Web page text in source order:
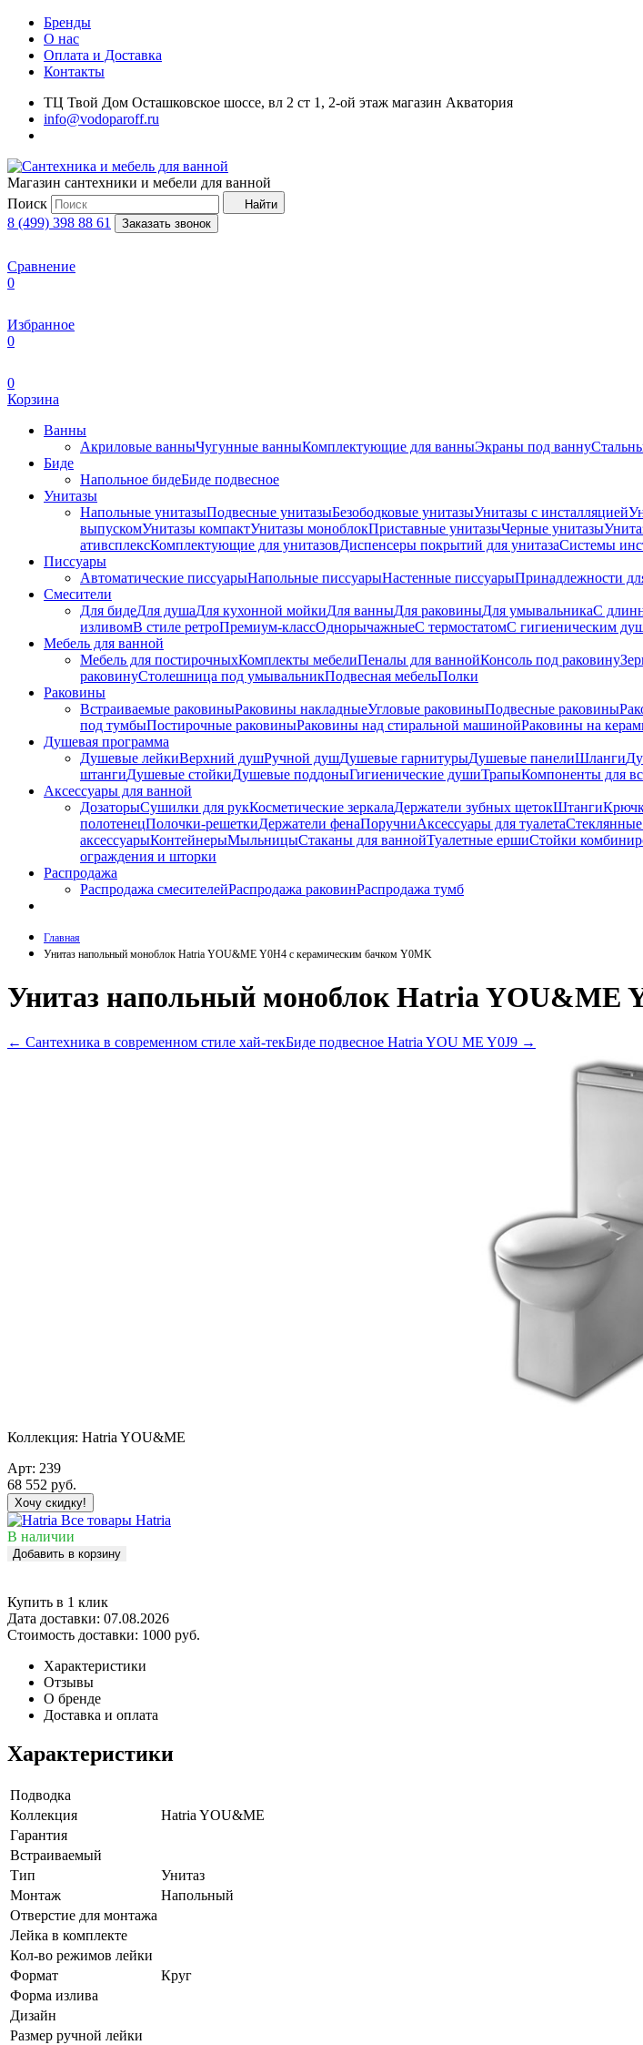
Бренды
О нас
Оплата и Доставка
Контакты
ТЦ Твой Дом Осташковское шоссе, вл 2 ст 1, 2-ой этаж магазин Акватория
info@vodoparoff.ru
Магазин сантехники и мебели для ванной
Поиск
Найти
8 (499) 398 88 61 Заказать звонок
Сравнение
0
Избранное
0
0
Корзина
Ванны
Акриловые ванныЧугунные ванныКомплектующие для ванныЭкраны под ванну
Биде
Напольное бидеБиде пoдвеснoе
Унитазы
Напольные унитазыПодвесные унитазыБезободковые унитазыУнитазы с инсталляцией
выпускомУнитазы компактУнитазы моноблокПриставные унитазыЧерные унитазы
ативсплексКомплектующие для унитазовДиспенсеры покрытий для унитазаСистемы
Писсуары
Автоматические писсуарыНапольные писсуарыНастенные писсуарыПринадлежности
Смесители
Для бидеДля душаДля кухонной мойкиДля ванныДля раковиныДля умывальникаС
изливомВ стиле ретроПремиум-классОднорычажныеС термостатомС гигиеническим
Мебель для ванной
Мебель для постирочныхКомплекты мебелиПеналы для ваннойКонсоль под раковину
раковинуСтолешница под умывальникПодвесная мебельПолки
Раковины
Встраиваемые раковиныРаковины накладныеУгловые раковиныПодвесные раковины
под тумбыПостирочные раковиныРаковины над стиральной машинойРаковины на
Душевая программа
Душевые лейкиВерхний душРучной душДушевые гарнитурыДушевые панелиШланги
штангиДушевые стойкиДушевые поддоныГигиенические душиТрапыКомпоненты для
Аксессуары для ванной
ДозаторыСушилки для рукКосметические зеркалаДержатели зубных щетокШтанги
полотенецПолочки-решеткиДержатели фенаПоручниАксессуары для туалета
аксессуарыКонтейнерыМыльницыСтаканы для ваннойТуалетные ершиСтойки
ограждения и шторки
Распродажа
Распродажа смесителейРаспродажа раковинРаспродажа тумб
Главная
Унитаз напольный моноблок Hatria YOU&ME Y0H4 с керамическим бачком Y0MK
Унитаз напольный моноблок Hatria YOU&ME
← Сантехника в современном стиле хай-текБиде подвесное Hatria YOU ME Y0J9 →
Коллекция: Hatria YOU&ME
Арт: 239
68 552 руб.
Хочу скидку!
Все товары Hatria
В наличии
Добавить в корзину
Купить в 1 клик
Дата доставки: 07.08.2026
Стоимость доставки: 1000 руб.
Характеристики
Отзывы
О бренде
Доставка и оплата
Характеристики
Подводка
Коллекция
Hatria YOU&ME
Гарантия
Встраиваемый
Тип
Унитаз
Монтаж
Напольный
Отверстие для монтажа
Лейка в комплекте
Кол-во режимов лейки
Формат
Круг
Форма излива
Дизайн
Размер ручной лейки